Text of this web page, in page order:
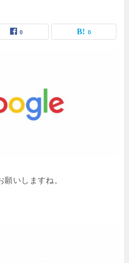
0 0
いしますね。